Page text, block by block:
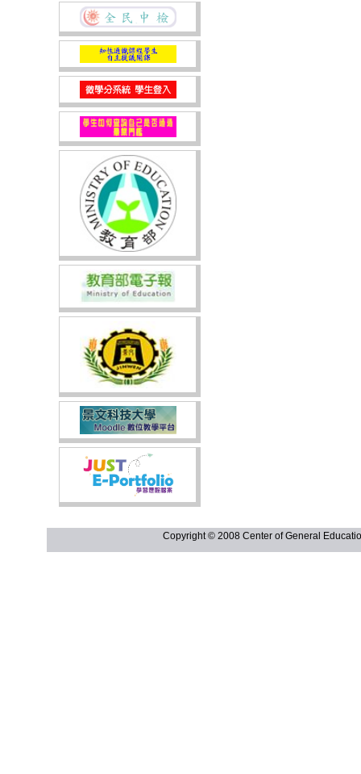
Copyright © 2008 Center of General